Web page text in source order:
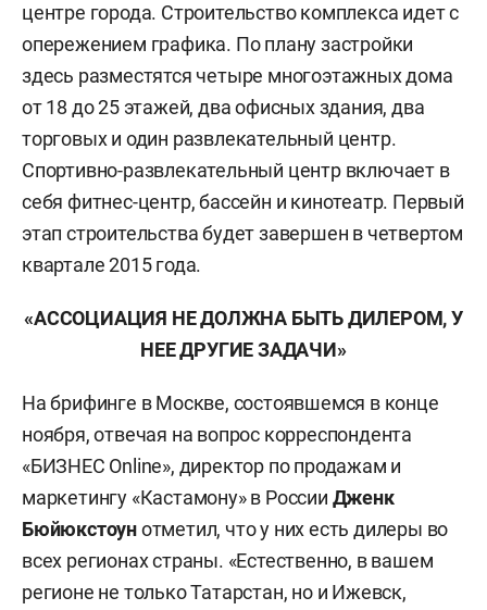
центре города. Строительство комплекса идет с
опережением графика. По плану застройки
здесь разместятся четыре многоэтажных дома
от 18 до 25 этажей, два офисных здания, два
торговых и один развлекательный центр.
Спортивно-развлекательный центр включает в
себя фитнес-центр, бассейн и кинотеатр. Первый
этап строительства будет завершен в четвертом
квартале 2015 года.
«АССОЦИАЦИЯ НЕ ДОЛЖНА БЫТЬ ДИЛЕРОМ, У
НЕЕ ДРУГИЕ ЗАДАЧИ»
На брифинге в Москве, состоявшемся в конце
ноября, отвечая на вопрос корреспондента
«БИЗНЕС Online», директор по продажам и
маркетингу «Кастамону» в России Дженк
Бюйюкстоунотметил, что у них есть дилеры во
всех регионах страны. «Естественно, в вашем
регионе не только Татарстан, но и Ижевск,